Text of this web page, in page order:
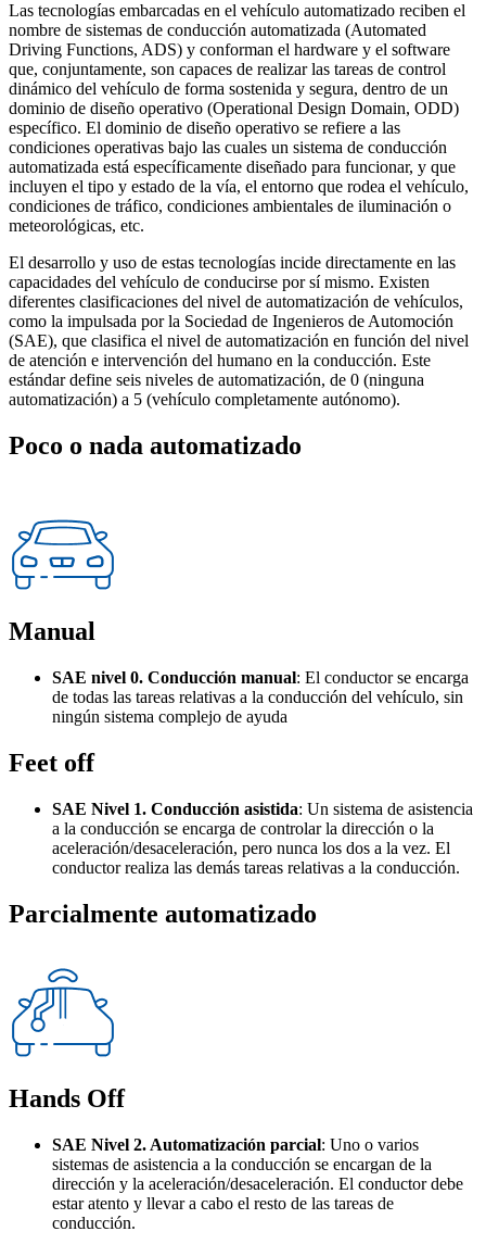
Las tecnologías embarcadas en el vehículo automatizado reciben el
nombre de sistemas de conducción automatizada (Automated
Driving Functions, ADS) y conforman el hardware y el software
que, conjuntamente, son capaces de realizar las tareas de control
dinámico del vehículo de forma sostenida y segura, dentro de un
dominio de diseño operativo (Operational Design Domain, ODD)
específico. El dominio de diseño operativo se refiere a las
condiciones operativas bajo las cuales un sistema de conducción
automatizada está específicamente diseñado para funcionar, y que
incluyen el tipo y estado de la vía, el entorno que rodea el vehículo,
condiciones de tráfico, condiciones ambientales de iluminación o
meteorológicas, etc.
El desarrollo y uso de estas tecnologías incide directamente en las
capacidades del vehículo de conducirse por sí mismo. Existen
diferentes clasificaciones del nivel de automatización de vehículos,
como la impulsada por la Sociedad de Ingenieros de Automoción
(SAE), que clasifica el nivel de automatización en función del nivel
de atención e intervención del humano en la conducción. Este
estándar define seis niveles de automatización, de 0 (ninguna
automatización) a 5 (vehículo completamente autónomo).
Poco o nada automatizado
Manual
SAE nivel 0. Conducción manual: El conductor se encarga
de todas las tareas relativas a la conducción del vehículo, sin
ningún sistema complejo de ayuda
Feet off
SAE Nivel 1. Conducción asistida: Un sistema de asistencia
a la conducción se encarga de controlar la dirección o la
aceleración/desaceleración, pero nunca los dos a la vez. El
conductor realiza las demás tareas relativas a la conducción.
Parcialmente automatizado
Hands Off
SAE Nivel 2. Automatización parcial: Uno o varios
sistemas de asistencia a la conducción se encargan de la
dirección y la aceleración/desaceleración. El conductor debe
estar atento y llevar a cabo el resto de las tareas de
conducción.